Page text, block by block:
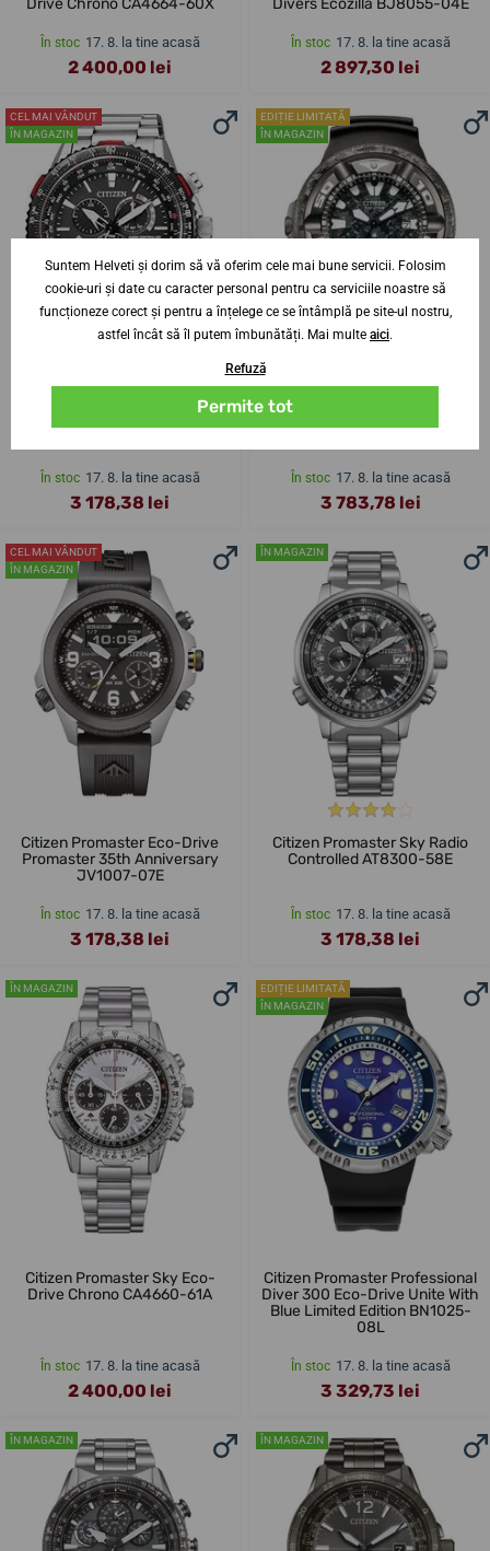
Drive Chrono CA4664-60X
În stoc 17. 8. la tine acasă
2 400,00 lei
Divers Ecozilla BJ8055-04E
În stoc 17. 8. la tine acasă
2 897,30 lei
CEL MAI VÂNDUT
ÎN MAGAZIN
Citizen Promaster Radio
Controlled CB5001-57E
În stoc 17. 8. la tine acasă
3 178,38 lei
EDIȚIE LIMITATĂ
ÎN MAGAZIN
Citizen Promaster Marine
Divers Godzilla Eco-Drive
În stoc 17. 8. la tine acasă
3 783,78 lei
CEL MAI VÂNDUT
ÎN MAGAZIN
Citizen Promaster Eco-Drive
Promaster 35th Anniversary
JV1007-07E
În stoc 17. 8. la tine acasă
3 178,38 lei
ÎN MAGAZIN
Citizen Promaster Sky Radio
Controlled AT8300-58E
În stoc 17. 8. la tine acasă
3 178,38 lei
ÎN MAGAZIN
Citizen Promaster Sky Eco-
Drive Chrono CA4660-61A
În stoc 17. 8. la tine acasă
2 400,00 lei
EDIȚIE LIMITATĂ
ÎN MAGAZIN
Citizen Promaster Professional
Diver 300 Eco-Drive Unite With
Blue Limited Edition BN1025-
08L
În stoc 17. 8. la tine acasă
3 329,73 lei
ÎN MAGAZIN ÎN MAGAZIN
Suntem Helveti și dorim să vă oferim cele mai bune servicii. Folosim
cookie-uri și date cu caracter personal pentru ca serviciile noastre să
funcționeze corect și pentru a înțelege ce se întâmplă pe site-ul nostru,
astfel încât să îl putem îmbunătăți. Mai multe aici.
Refuză
Permite tot